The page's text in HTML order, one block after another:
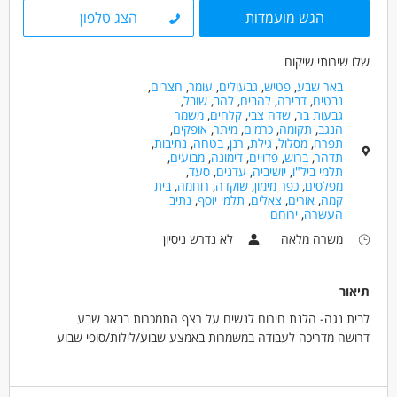
כללי /ללא הכשרה - עובד/ת כללי
מאפייני משרה
עבודה מיידית
משרה חלקית
סטודנטים
אקדמאים ללא נסיון
בני 40 פלוס
חיילים משוחררים
הגש מועמדות הצג טלפון
שלו שירותי שיקום
באר שבע,פטיש, גבעולים, עומר, חצרים,
נבטים,דבירה,להבים,להב,שובל,
גבעות בר,שדה צבי,קלחים,משמר
הנגב, תקומה,כרמים,מיתר,אופקים,
תפרח,מסלול, גילת, רנן,בטחה, נתיבות,
תדהר,ברוש,פדויים,דימונה,מבועים,
תלמי ביל"ו,יושיביה, עדנים,סעד,
מפלסים,כפר מימון,שוקדה, רוחמה,בית
קמה,אורים, צאלים, תלמי יוסף, נתיב
העשרה,ירוחם
משרה מלאה
לא נדרש ניסיון
תיאור
לבית נגה- הלנת חירום לנשים על רצף התמכרות בבאר שבע
דרושה מדריכה לעבודה במשמרות באמצע שבוע/לילות/סופי שבוע
אהבה וקבלה בגישה מוכוונת טראומה.